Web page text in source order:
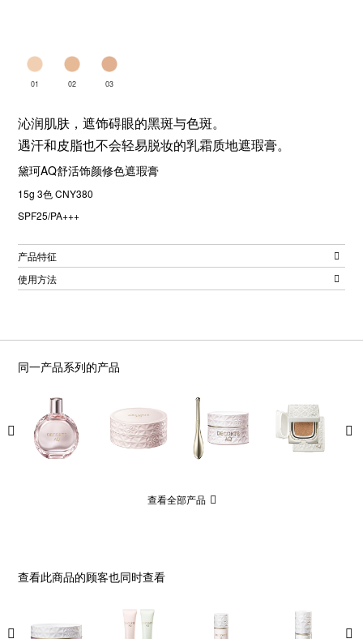
01 02 03
沁润肌肤，遮饰碍眼的黑斑与色斑。
遇汗和皮脂也不会轻易脱妆的乳霜质地遮瑕膏。
黛珂AQ舒活饰颜修色遮瑕膏
15g 3色 CNY380
SPF25/PA+++
产品特征
使用方法
同一产品系列的产品
查看全部产品
查看此商品的顾客也同时查看